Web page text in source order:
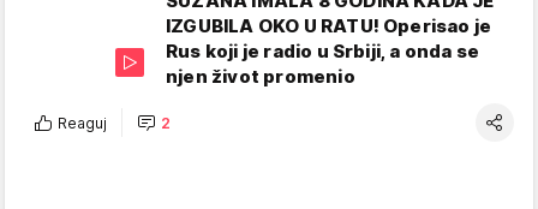
IZGUBILA OKO U RATU! Operisao je
Rus koji je radio u Srbiji, a onda se
njen život promenio
Reaguj 2